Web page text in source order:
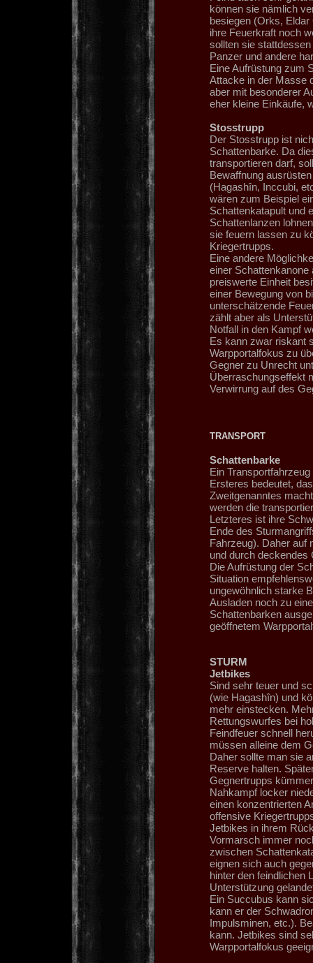
können sie nämlich
besiegen (Orks, Eldar
ihre Feuerkraft noch
sollten sie
Panzer und andere
Eine Aufrüstung zum
Attacke in der Masse
aber mit besonderer
eher kleine Einkäufe,
Stosstrupp
Der Stosstrupp ist
Schattenbarke. Da
transportieren darf,
Bewaffnung
(Hagashîn, Inccubi,
wären zum Beispiel
Schattenkatapult und
Schattenlanzen
sie feuern lassen zu
Kriegertrupps.
Eine andere
einer
preiswerte Einheit
einer Bewegung von
unterschätzende
zählt aber als
Notfall in den Kampf
Es kann zwar riskant
Warpportalfokus zu
Gegner zu Unrecht
Überraschungseffekt
Verwirrung auf des
TRANSPORT
Schattenbarke
Ein
Ersteres bedeutet,
Zweitgenanntes
werden die
Letzteres ist ihre
Ende des
Fahrzeug). Daher auf
und durch deckendes
Die Aufrüstung der
Situation
ungewöhnlich starke
Ausladen noch zu
Schattenbarken
geöffnetem
STURM
Jetbikes
Sind sehr teuer und
(wie Hagashîn) und
mehr einstecken.
Rettungswurfes bei
Feindfeuer schnell
müssen alleine dem
Daher sollte man sie
Reserve halten.
Gegnertrupps
Nahkampf locker
einen konzentrierten
offensive
Jetbikes in ihrem
Vormarsch immer
zwischen
eignen sich auch
hinter den feindlichen
Unterstützung
Ein Succubus kann
kann er der
Impulsminen, etc.).
kann. Jetbikes sind
Warpportalfokus